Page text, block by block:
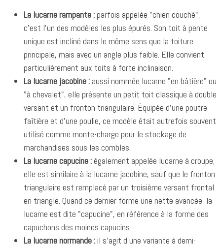
La lucarne rampante :parfois appelée "chien couché",
c'est l'un des modèles les plus épurés. Son toit à pente
unique est incliné dans le même sens que la toiture
principale, mais avec un angle plus faible. Elle convient
particulièrement aux toits à forte inclinaison.
La lucarne jacobine : aussi nommée lucarne "en bâtière" ou
"à chevalet", elle présente un petit toit classique à double
versant et un fronton triangulaire. Équipée d'une poutre
faîtière et d'une poulie, ce modèle était autrefois souvent
utilisé comme monte-charge pour le stockage de
marchandises sous les combles.
La lucarne capucine :également appelée lucarne à croupe,
elle est similaire à la lucarne jacobine, sauf que le fronton
triangulaire est remplacé par un troisième versant frontal
en triangle. Quand ce dernier forme une nette avancée, la
lucarne est dite "capucine", en référence à la forme des
capuchons des moines capucins.
La lucarne normande :il s'agit d'une variante à demi-